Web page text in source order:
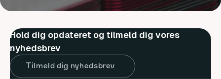
Hold dig opdateret og tilmeld dig vores
nyhedsbrev
Tilmeld dig nyhedsbrev